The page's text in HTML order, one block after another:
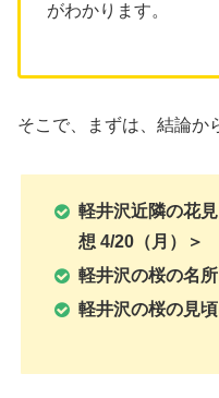
がわかります。
そこで、まずは、結論か
軽井沢近隣の花
想 4/20（月）＞
軽井沢の桜の名
軽井沢の桜の見